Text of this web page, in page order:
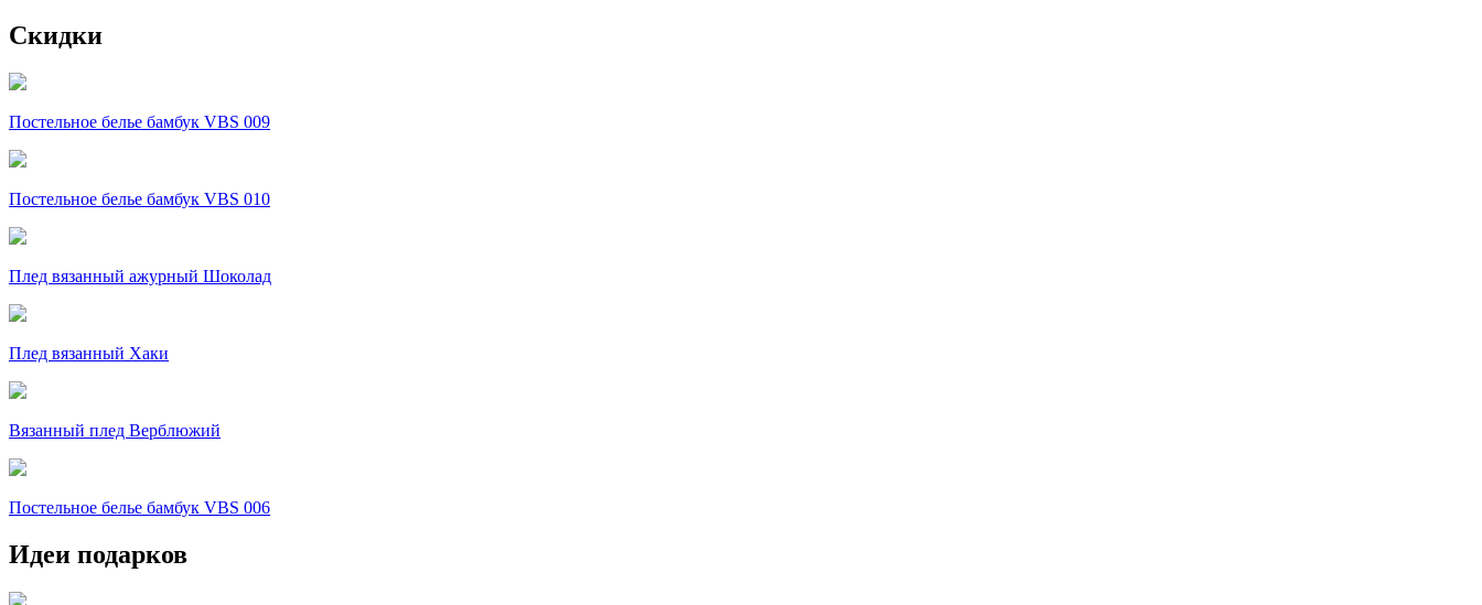
Скидки
Постельное белье бамбук VBS 009
Постельное белье бамбук VBS 010
Плед вязанный ажурный Шоколад
Плед вязанный Хаки
Вязанный плед Верблюжий
Постельное белье бамбук VBS 006
Идеи подарков